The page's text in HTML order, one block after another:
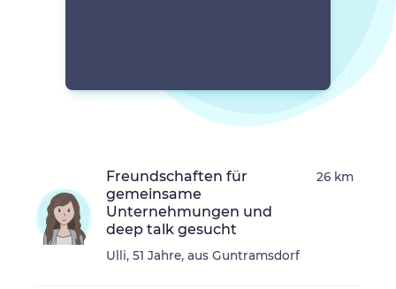
Freundschaften für
gemeinsame
Unternehmungen und
deep talk gesucht
Ulli, 51 Jahre, aus Guntramsdorf
26 km